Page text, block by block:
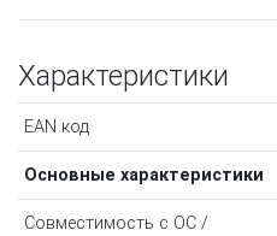
Характеристики
EAN код
Основные характеристики
Совместимость с ОС /